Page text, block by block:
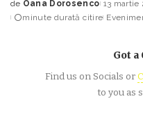
Posted
by
de Oana Dorosenco 13 martie
minute durată citire
Got a
Find us on Socials or
to you as